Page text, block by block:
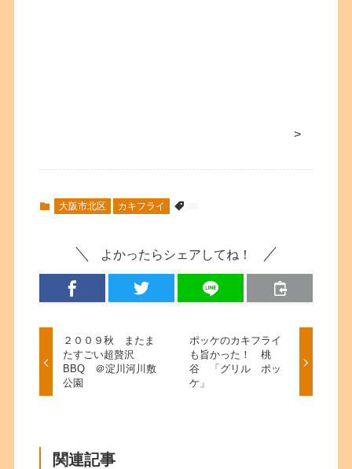
>
大阪市北区 カキフライ
よかったらシェアしてね！
２００９秋 またま
たすごい超贅沢
BBQ ＠淀川河川敷
公園
ポッケのカキフライ
も旨かった！ 桃
谷 「グリル ポッ
ケ」
関連記事